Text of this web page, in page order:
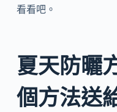
看看吧。
夏天防曬
個方法送